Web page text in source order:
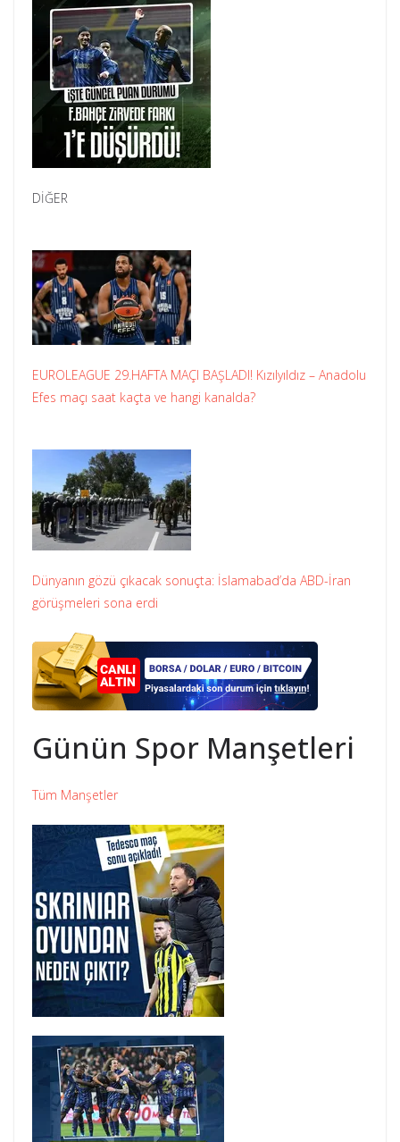
DİĞER
EUROLEAGUE 29.HAFTA MAÇI BAŞLADI! Kızılyıldız – Anadolu
Efes maçı saat kaçta ve hangi kanalda?
Dünyanın gözü çıkacak sonuçta: İslamabad’da ABD-İran
görüşmeleri sona erdi
Günün Spor Manşetleri
Tüm Manşetler